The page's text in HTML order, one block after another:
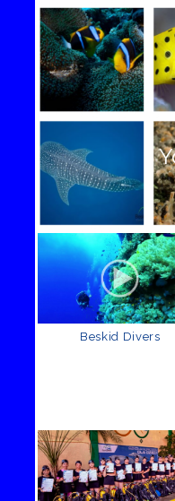
Beskid Divers